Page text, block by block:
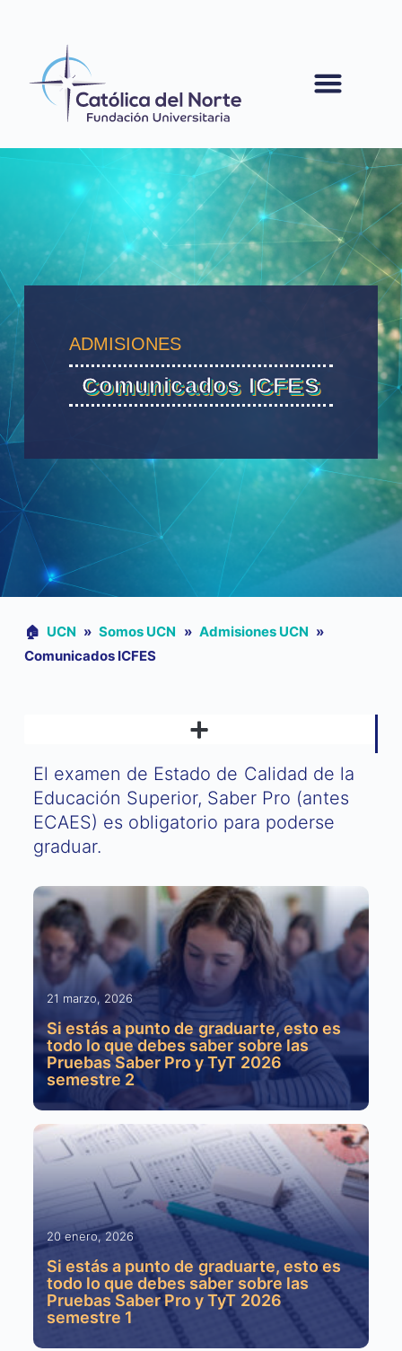
ADMISIONES
Comunicados ICFES
🏠︎ UCN » Somos UCN » Admisiones UCN »
Comunicados ICFES
El examen de Estado de Calidad de la
Educación Superior, Saber Pro (antes
ECAES) es obligatorio para poderse
graduar.
21 marzo, 2026
Si estás a punto de graduarte, esto es
todo lo que debes saber sobre las
Pruebas Saber Pro y TyT 2026
semestre 2
20 enero, 2026
Si estás a punto de graduarte, esto es
todo lo que debes saber sobre las
Pruebas Saber Pro y TyT 2026
semestre 1